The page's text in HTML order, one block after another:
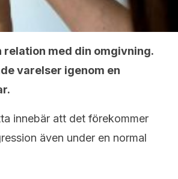
relation med din omgivning.
varelser igenom en
innebär att det förekommer
även under en normal